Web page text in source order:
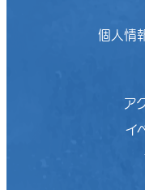
個人情
ア
イ